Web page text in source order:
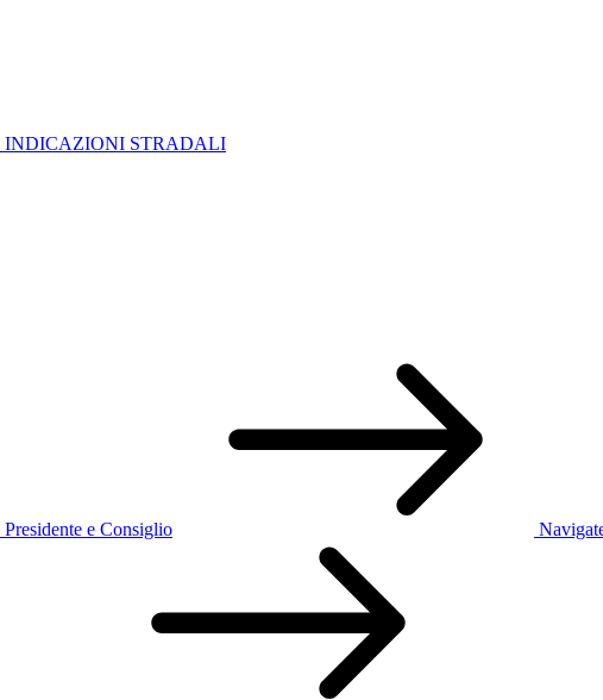
INDICAZIONI STRADALI
Presidente e Consiglio